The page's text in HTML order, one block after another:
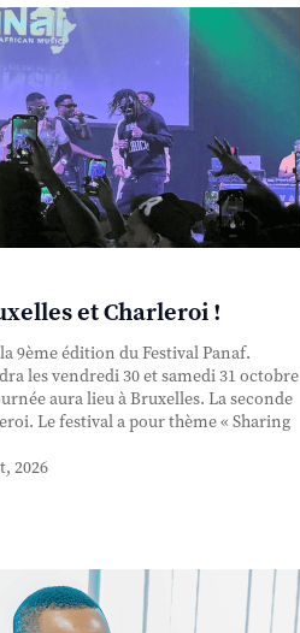
et Charleroi !
9ème édition du Festival Panaf.
les vendredi 30 et samedi 31 octobre
aura lieu à Bruxelles. La seconde
Le festival a pour thème « Sharing
2026